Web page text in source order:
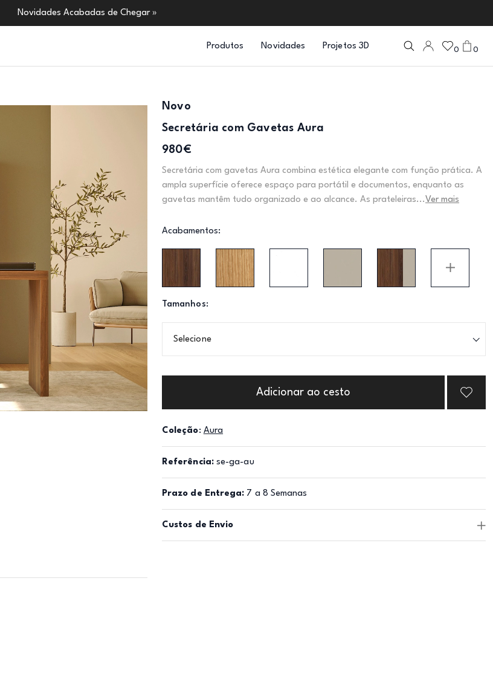
Novidades Acabadas de Chegar »
Produtos Novidades Projetos 3D 0 0
Novo
Secretária com Gavetas Aura
980€
Secretária com gavetas Aura combina estética elegante com função prática. A
ampla superfície oferece espaço para portátil e documentos, enquanto as
gavetas mantêm tudo organizado e ao alcance. As prateleiras... Ver mais
Acabamentos:
Tamanhos:
Selecione
Adicionar ao cesto
Coleção: Aura
Referência: se-ga-au
Prazo de Entrega: 7 a 8 Semanas
Custos de Envio